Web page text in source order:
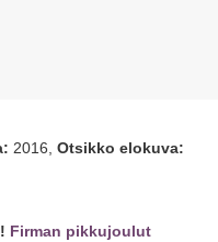
2016, Otsikko elokuva:
Firman pikkujoulut